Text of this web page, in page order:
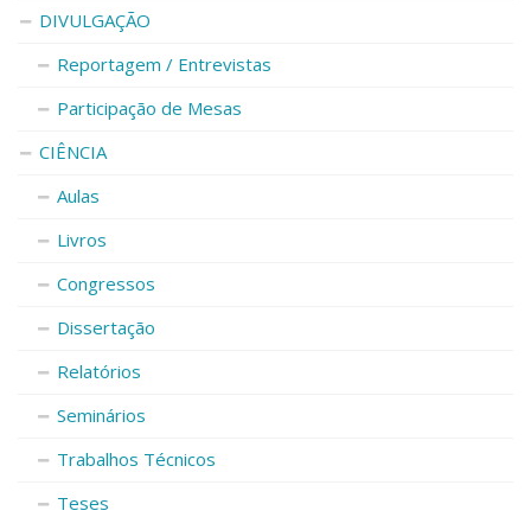
DIVULGAÇÃO
Reportagem / Entrevistas
Participação de Mesas
CIÊNCIA
Aulas
Livros
Congressos
Dissertação
Relatórios
Seminários
Trabalhos Técnicos
Teses